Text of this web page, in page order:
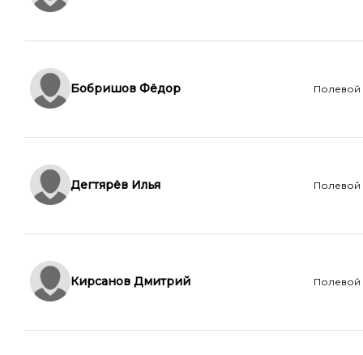
Бобришов Фёдор Полевой
Дегтярёв Илья Полевой
Кирсанов Дмитрий Полевой